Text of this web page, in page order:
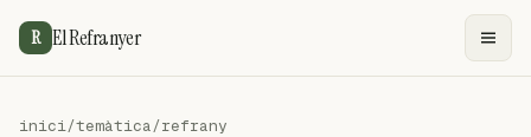
R El Refranyer
inici/temàtica/refrany